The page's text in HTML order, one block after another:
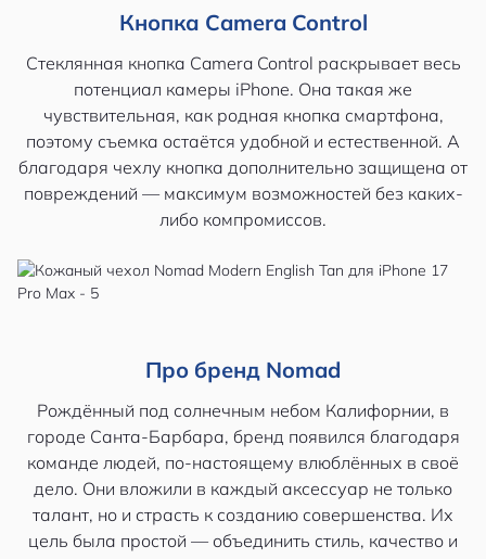
Кнопка Camera Control
Стеклянная кнопка Camera Control раскрывает весь
потенциал камеры iPhone. Она такая же
чувствительная, как родная кнопка смартфона,
поэтому съемка остаётся удобной и естественной. А
благодаря чехлу кнопка дополнительно защищена от
повреждений — максимум возможностей без каких-
либо компромиссов.
Про бренд Nomad
Рождённый под солнечным небом Калифорнии, в
городе Санта-Барбара, бренд появился благодаря
команде людей, по-настоящему влюблённых в своё
дело. Они вложили в каждый аксессуар не только
талант, но и страсть к созданию совершенства. Их
цель была простой — объединить стиль, качество и